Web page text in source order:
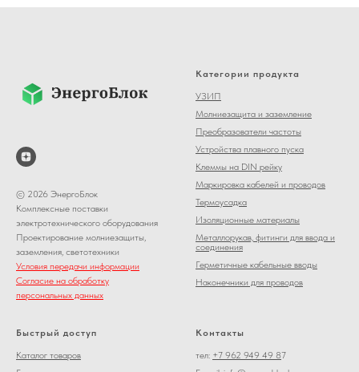
© 2026 ЭнергоБлок
Комплексные поставки
электротехнического оборудования
Проектирование молниезащиты,
заземления, светотехники
Условия передачи информации
Согласие на обработку
персональных данных
Категории продукта
УЗИП
Молниезащита и заземление
Преобразователи частоты
Устройства плавного пуска
Клеммы на DIN рейку
Маркировка кабелей и проводов
Термоусадка
Изоляционные материалы
Металлорукав, фитинги для ввода и
соединения
Герметичные кабельные вводы
Наконечники для проводов
Быстрый доступ
Каталог товаров
Контакты
тел: +7 962 949 49 87